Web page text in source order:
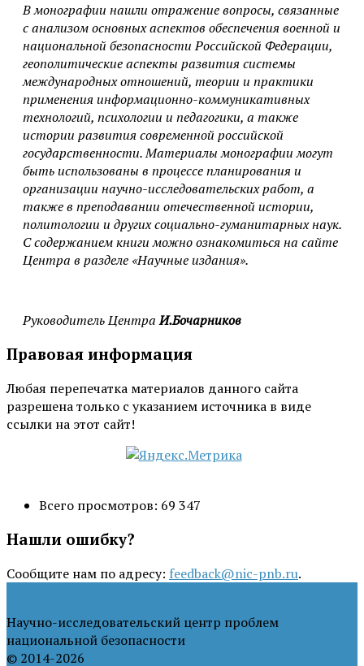
В монографии нашли отражение вопросы, связанные
с анализом основных аспектов обеспечения военной и
национальной безопасности Российской Федерации,
геополитические аспекты развития системы
международных отношений, теории и практики
применения информационно-коммуникативных
технологий, психологии и педагогики, а также
истории развития современной российской
государственности. Материалы монографии могут
быть использованы в процессе планирования и
организации научно-исследовательских работ, а
также в преподавании отечественной истории,
политологии и других социально-гуманитарных наук.
С содержанием книги можно ознакомиться на сайте
Центра в разделе «Научные издания».
Руководитель ЦентраИ.Бочарников
Правовая информация
Любая перепечатка материалов данного сайта
разрешена только с указанием источника в виде
ссылки на этот сайт!
Всего просмотров: 69 347
Нашли ошибку?
Сообщите нам по адресу: feedback@nic-pnb.ru.
Научно-исследовательский центр проблем
национальной безопасности
© 2014-2026